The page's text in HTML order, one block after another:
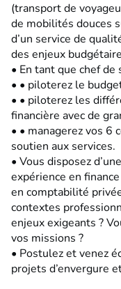
(transport de
de mobilités douces
d’un service de
des enjeux
• En tant que chef de
• • piloterez le
• • piloterez les
financière avec de
• • managerez vos 6
soutien aux services.
• Vous disposez
expérience en
en comptabilité
contextes
enjeux exigeants ?
vos missions ?
• Postulez et venez
projets d’envergure